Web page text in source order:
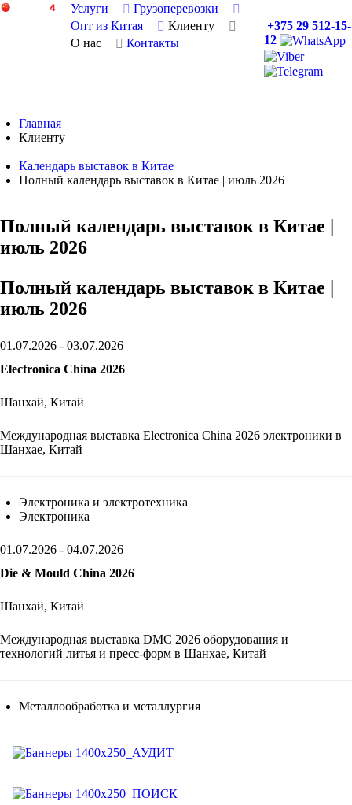
Услуги
Грузоперевозки
Опт из Китая
Клиенту
О нас
Контакты
+375 29 512-15-
12
Главная
Клиенту
Календарь выставок в Китае
Полный календарь выставок в Китае | июль 2026
Полный календарь выставок в Китае |
июль 2026
Полный календарь выставок в Китае |
июль 2026
01.07.2026 - 03.07.2026
Electronica China 2026
Шанхай, Китай
Международная выставка Electronica China 2026 электроники в
Шанхае, Китай
Электроника и электротехника
Электроника
01.07.2026 - 04.07.2026
Die & Mould China 2026
Шанхай, Китай
Международная выставка DMC 2026 оборудования и
технологий литья и пресс-форм в Шанхае, Китай
Металлообработка и металлургия